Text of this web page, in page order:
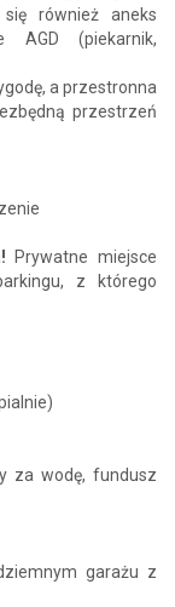
również aneks
AGD (piekarnik,
a przestronna
przestrzeń
Prywatne miejsce
z którego
za wodę, fundusz
garażu z